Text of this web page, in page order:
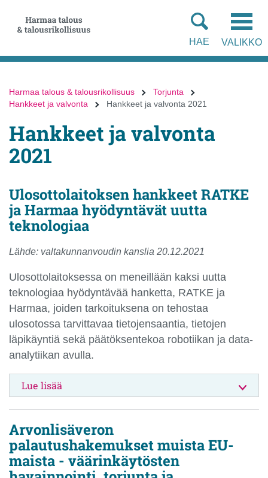
suoraan
sisältöön
sivuston
VALIKKO
HAE
Harmaa talous & talousrikollisuus
Torjunta
Hankkeet ja valvonta
Hankkeet ja valvonta 2021
Hankkeet ja valvonta
2021
Ulosottolaitoksen hankkeet RATKE
ja Harmaa hyödyntävät uutta
teknologiaa
Lähde: valtakunnanvoudin kanslia 20.12.2021
Ulosottolaitoksessa on meneillään kaksi uutta
teknologiaa hyödyntävää hanketta, RATKE ja
Harmaa, joiden tarkoituksena on tehostaa
ulosotossa tarvittavaa tietojensaantia, tietojen
läpikäyntiä sekä päätöksentekoa robotiikan ja data-
analytiikan avulla.
Lue lisää
Arvonlisäveron
palautushakemukset muista EU-
maista - väärinkäytösten